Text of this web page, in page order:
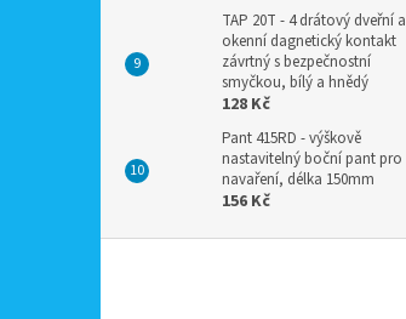
TAP 20T - 4 drátový dveřní a
okenní dagnetický kontakt
závrtný s bezpečnostní
smyčkou, bílý a hnědý
128 Kč
Pant 415RD - výškově
nastavitelný boční pant pro
navaření, délka 150mm
156 Kč